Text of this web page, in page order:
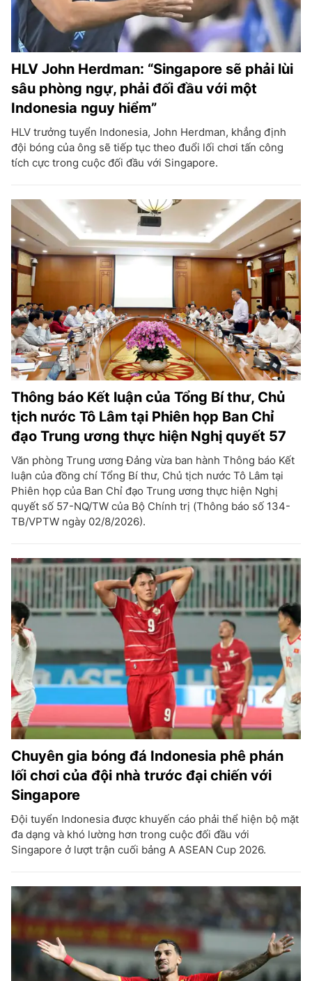
HLV John Herdman: “Singapore sẽ phải lùi
sâu phòng ngự, phải đối đầu với một
Indonesia nguy hiểm”
HLV trưởng tuyển Indonesia, John Herdman, khẳng định
đội bóng của ông sẽ tiếp tục theo đuổi lối chơi tấn công
tích cực trong cuộc đối đầu với Singapore.
Thông báo Kết luận của Tổng Bí thư, Chủ
tịch nước Tô Lâm tại Phiên họp Ban Chỉ
đạo Trung ương thực hiện Nghị quyết 57
Văn phòng Trung ương Đảng vừa ban hành Thông báo Kết
luận của đồng chí Tổng Bí thư, Chủ tịch nước Tô Lâm tại
Phiên họp của Ban Chỉ đạo Trung ương thực hiện Nghị
quyết số 57-NQ/TW của Bộ Chính trị (Thông báo số 134-
TB/VPTW ngày 02/8/2026).
Chuyên gia bóng đá Indonesia phê phán
lối chơi của đội nhà trước đại chiến với
Singapore
Đội tuyển Indonesia được khuyến cáo phải thể hiện bộ mặt
đa dạng và khó lường hơn trong cuộc đối đầu với
Singapore ở lượt trận cuối bảng A ASEAN Cup 2026.